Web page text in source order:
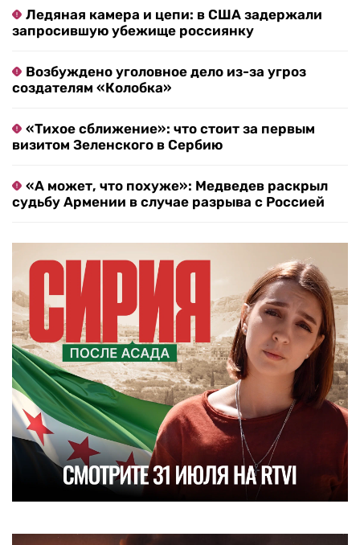
Ледяная камера и цепи: в США задержали
запросившую убежище россиянку
Возбуждено уголовное дело из-за угроз
создателям «Колобка»
«Тихое сближение»: что стоит за первым
визитом Зеленского в Сербию
«А может, что похуже»: Медведев раскрыл
судьбу Армении в случае разрыва с Россией